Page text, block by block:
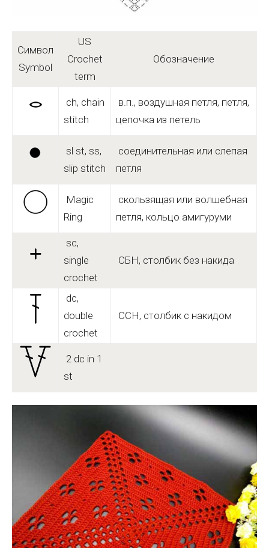
Символ
Symbol
US
Crochet
term
Обозначение
ch, chain
stitch
в.п., воздушная петля, петля,
цепочка из петель
sl st, ss,
slip stitch
соединительная или слепая
петля
Magic
Ring
скользящая или волшебная
петля, кольцо амигуруми
sc,
single
crochet
СБН, столбик без накида
dc,
double
crochet
ССН, столбик с накидом
2 dc in 1
st